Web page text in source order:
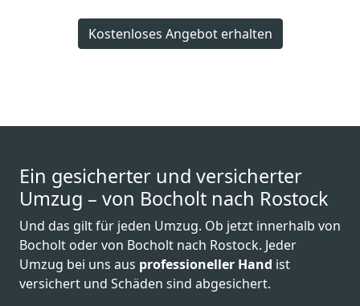
Kostenloses Angebot erhalten
Ein gesicherter und versicherter
Umzug – von Bocholt nach Rostock
Und das gilt für jeden Umzug. Ob jetzt innerhalb von
Bocholt oder von Bocholt nach Rostock. Jeder
Umzug bei uns aus professioneller Hand ist
versichert und Schäden sind abgesichert.